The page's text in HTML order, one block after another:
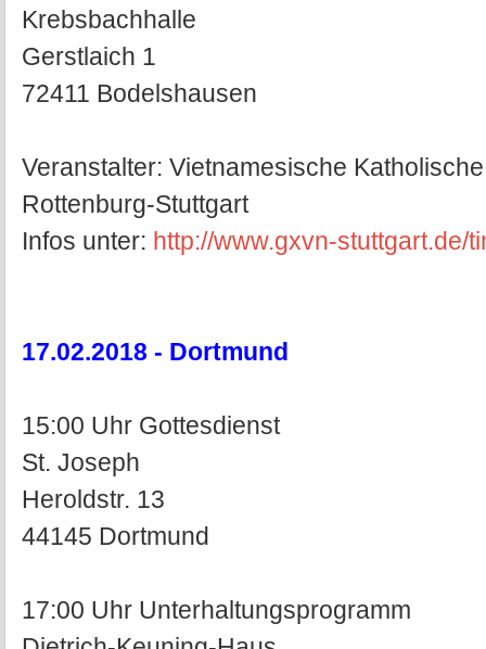
Krebsbachhalle
Gerstlaich 1
72411 Bodelshausen
Veranstalter: Vietnamesische
Rottenburg-Stuttgart
Infos unter: http://www.gxvn-stuttgart.de/
17.02.2018 - Dortmund
15:00 Uhr Gottesdienst
St. Joseph
Heroldstr. 13
44145 Dortmund
17:00 Uhr Unterhaltungsprogramm